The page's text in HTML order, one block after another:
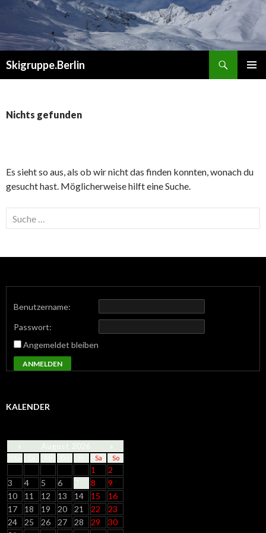
Skigruppe.Berlin
Nichts gefunden
Es sieht so aus, als ob wir nicht das finden konnten, wonach du
gesucht hast. Möglicherweise hilft eine Suche.
Suche
nach:
Benutzername:
Passwort:
Angemeldet bleiben
ANMELDEN
KALENDER
« »
Sa So
1
2
3
4 5 6 8
9
10
11 12 13 14 15
16
17
18 19 20 21 22
23
24
25 26 27 28 29
30